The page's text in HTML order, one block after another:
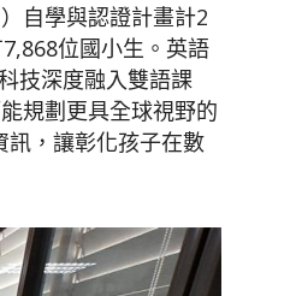
自學與認證計畫計2
位國小生。英語
技深度融入雙語課
規劃更具全球視野的
訊，讓彰化孩子在數